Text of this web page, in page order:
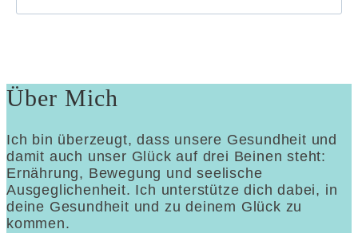
Über Mich
Ich bin überzeugt, dass unsere Gesundheit und
damit auch unser Glück auf drei Beinen steht:
Ernährung, Bewegung und seelische
Ausgeglichenheit. Ich unterstütze dich dabei, in
deine Gesundheit und zu deinem Glück zu
kommen.